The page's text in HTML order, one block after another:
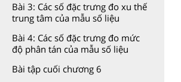
Bài 3: Các số đặc trưng đo xu thế
trung tâm của mẫu số liệu
Bài 4: Các số đặc trưng đo mức
độ phân tán của mẫu số liệu
Bài tập cuối chương 6